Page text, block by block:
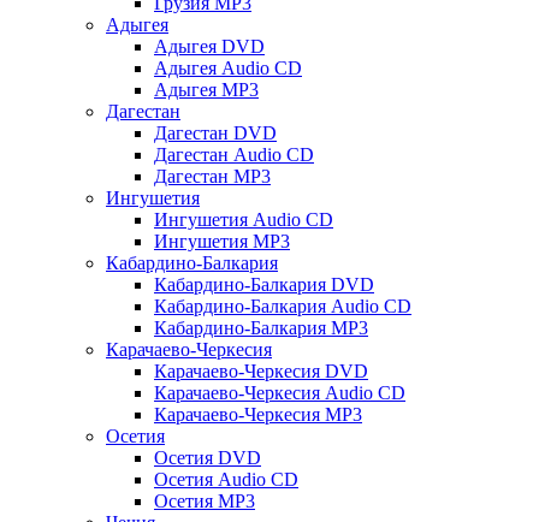
Адыгея
Адыгея DVD
Адыгея Audio CD
Адыгея MP3
Дагестан
Дагестан DVD
Дагестан Audio CD
Дагестан MP3
Ингушетия
Ингушетия Audio CD
Ингушетия MP3
Кабардино-Балкария
Кабардино-Балкария DVD
Кабардино-Балкария Audio CD
Кабардино-Балкария MP3
Карачаево-Черкесия
Карачаево-Черкесия DVD
Карачаево-Черкесия Audio CD
Карачаево-Черкесия MP3
Осетия
Осетия DVD
Осетия Audio CD
Осетия MP3